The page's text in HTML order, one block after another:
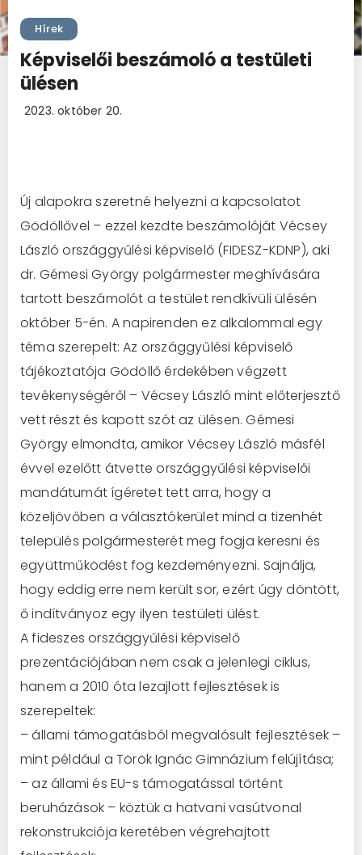
Hírek
Képviselői beszámoló a testületi
ülésen
2023. október 20.
Új alapokra szeretné helyezni a kapcsolatot
Gödöllővel – ezzel kezdte beszámolóját Vécsey
László országgyűlési képviselő (FIDESZ-KDNP), aki
dr. Gémesi György polgármester meghívására
tartott beszámolót a testület rendkívüli ülésén
október 5-én. A napirenden ez alkalommal egy
téma szerepelt: Az országgyűlési képviselő
tájékoztatója Gödöllő érdekében végzett
tevékenységéről – Vécsey László mint előterjesztő
vett részt és kapott szót az ülésen. Gémesi
György elmondta, amikor Vécsey László másfél
évvel ezelőtt átvette országgyűlési képviselői
mandátumát ígéretet tett arra, hogy a
közeljövőben a választókerület mind a tizenhét
település polgármesterét meg fogja keresni és
együttműködést fog kezdeményezni. Sajnálja,
hogy eddig erre nem került sor, ezért úgy döntött,
ő indítványoz egy ilyen testületi ülést.
A fideszes országgyűlési képviselő
prezentációjában nem csak a jelenlegi ciklus,
hanem a 2010 óta lezajlott fejlesztések is
szerepeltek:
– állami támogatásból megvalósult fejlesztések –
mint például a Török Ignác Gimnázium felújítása;
– az állami és EU-s támogatással történt
beruházások – köztük a hatvani vasútvonal
rekonstrukciója keretében végrehajtott